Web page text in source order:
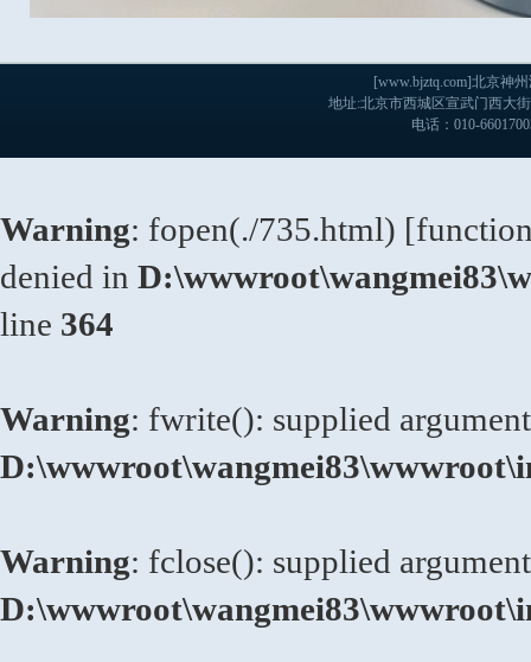
[www.bjztq.com]北京神
地址:北京市西城区宣武门西大
电话：010-
Warning: fopen(./735.html) [
denied in
line 364
Warning: fwrite(): supplied
Warning: fclose(): supplied